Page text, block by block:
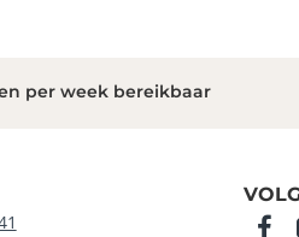
per week bereikbaar